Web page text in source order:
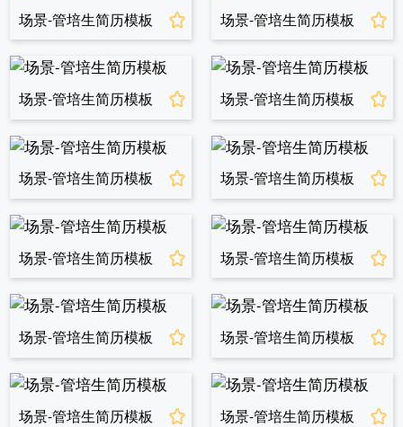
场景-管培生简历模板 场景-管培生简历模板
场景-管培生简历模板 场景-管培生简历模板
场景-管培生简历模板 场景-管培生简历模板
场景-管培生简历模板 场景-管培生简历模板
场景-管培生简历模板 场景-管培生简历模板
场景-管培生简历模板 场景-管培生简历模板